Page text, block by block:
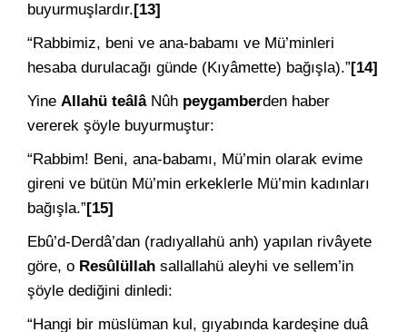
buyurmuşlardır.[13]
“Rabbimiz, beni ve ana-babamı ve Mü’minleri
hesaba durulacağı günde (Kıyâmette) bağışla).”[14]
Yine Allahü teâlâNûh peygamberden haber
vererek şöyle buyurmuştur:
“Rabbim! Beni, ana-babamı, Mü’min olarak evime
gireni ve bütün Mü’min erkeklerle Mü’min kadınları
bağışla.”[15]
Ebû’d-Derdâ’dan (radıyallahü anh) yapılan rivâyete
göre, o Resûlüllah sallallahü aleyhi ve sellem’in
şöyle dediğini dinledi:
“Hangi bir müslüman kul, gıyabında kardeşine duâ